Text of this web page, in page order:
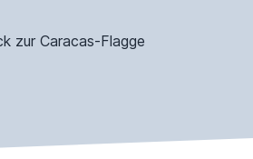
zur Caracas-Flagge